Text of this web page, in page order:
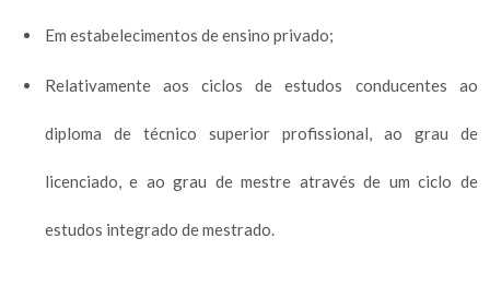
Em estabelecimentos de ensino privado;
Relativamente aos ciclos de estudos conducentes ao
diploma de técnico superior profissional, ao grau de
licenciado, e ao grau de mestre através de um ciclo de
estudos integrado de mestrado.